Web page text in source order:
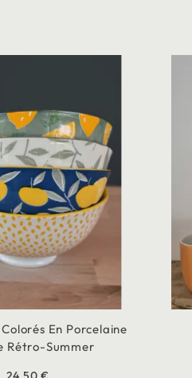
En Porcelaine
Rétro-Summer